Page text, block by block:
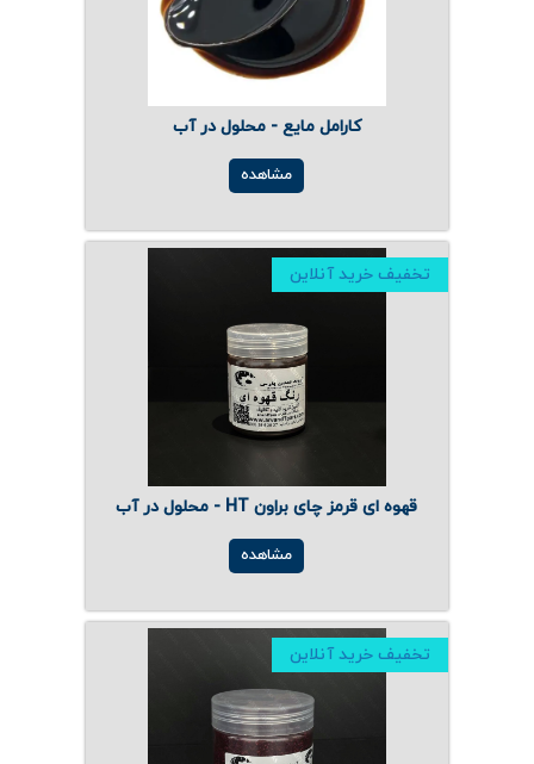
کارامل مایع - محلول در آب
مشاهده
تخفیف خرید آنلاین
قهوه ای قرمز چای براون HT - محلول در آب
مشاهده
تخفیف خرید آنلاین